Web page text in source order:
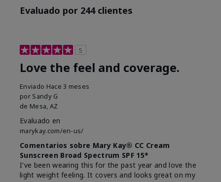
Evaluado por 244 clientes
5
Love the feel and coverage.
Enviado Hace 3 meses
por Sandy G
de Mesa, AZ
Evaluado en
marykay.com/en-us/
Comentarios sobre Mary Kay® CC Cream
Sunscreen Broad Spectrum SPF 15*
I've been wearing this for the past year and love the
light weight feeling. It covers and looks great on my